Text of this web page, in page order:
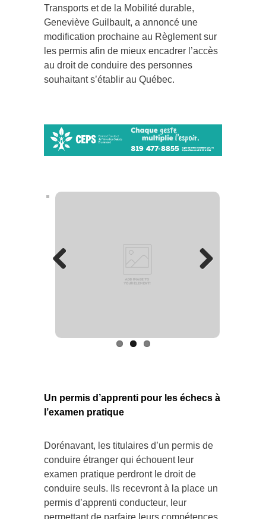
Transports et de la Mobilité durable,
Geneviève Guilbault, a annoncé une
modification prochaine au Règlement sur
les permis afin de mieux encadrer l’accès
au droit de conduire des personnes
souhaitant s’établir au Québec.
Un permis d’apprenti pour les échecs à
l’examen pratique
Dorénavant, les titulaires d’un permis de
conduire étranger qui échouent leur
examen pratique perdront le droit de
conduire seuls. Ils recevront à la place un
permis d’apprenti conducteur, leur